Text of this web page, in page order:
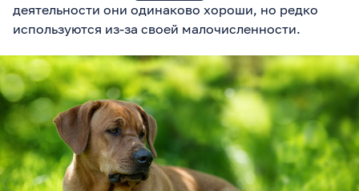
деятельности они одинаково хороши, но редко
используются из-за своей малочисленности.